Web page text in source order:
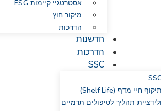
אסטרטגיי קיימות ESG
מיקור חוץ
הדרכות
חדשנות
הדרכות
SSC
תיקוף חיי מדף (Shelf Life)
ולידציית תהליך לטיפולים תרמיים